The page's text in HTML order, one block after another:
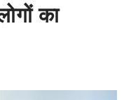
रहेगा जेल में भी, नहीं भरेंगे
का